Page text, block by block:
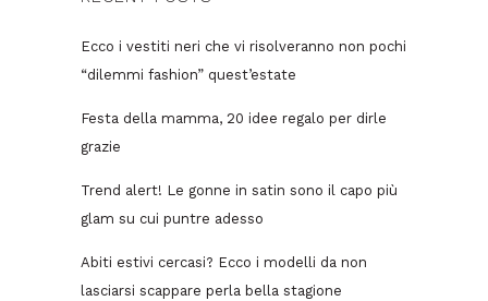
Ecco i vestiti neri che vi risolveranno non pochi
“dilemmi fashion” quest’estate
Festa della mamma, 20 idee regalo per dirle
grazie
Trend alert! Le gonne in satin sono il capo più
glam su cui puntre adesso
Abiti estivi cercasi? Ecco i modelli da non
lasciarsi scappare perla bella stagione